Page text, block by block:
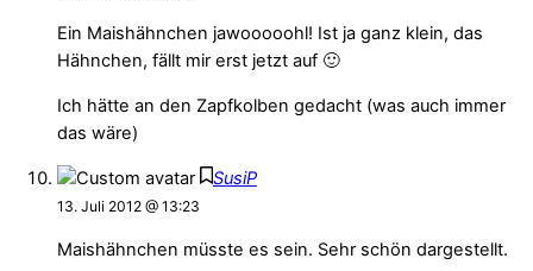
Ein Maishähnchen jawooooohl! Ist ja ganz klein, das
Hähnchen, fällt mir erst jetzt auf 🙂
Ich hätte an den Zapfkolben gedacht (was auch immer
das wäre)
SusiP
13. Juli 2012 @ 13:23
Maishähnchen müsste es sein. Sehr schön dargestellt.